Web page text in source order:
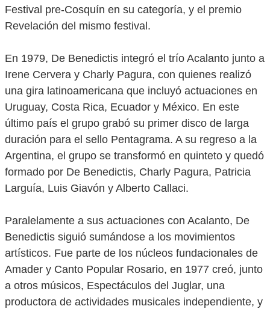
Festival pre-Cosquín en su categoría, y el premio
Revelación del mismo festival.
En 1979, De Benedictis integró el trío Acalanto junto a
Irene Cervera y Charly Pagura, con quienes realizó
una gira latinoamericana que incluyó actuaciones en
Uruguay, Costa Rica, Ecuador y México. En este
último país el grupo grabó su primer disco de larga
duración para el sello Pentagrama. A su regreso a la
Argentina, el grupo se transformó en quinteto y quedó
formado por De Benedictis, Charly Pagura, Patricia
Larguía, Luis Giavón y Alberto Callaci.
Paralelamente a sus actuaciones con Acalanto, De
Benedictis siguió sumándose a los movimientos
artísticos. Fue parte de los núcleos fundacionales de
Amader y Canto Popular Rosario, en 1977 creó, junto
a otros músicos, Espectáculos del Juglar, una
productora de actividades musicales independiente, y